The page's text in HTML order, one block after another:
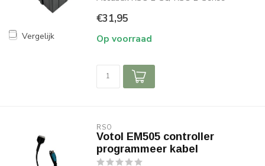
Vergelijk
€31,95
Op voorraad
RSO
Votol EM505 controller
programmeer kabel